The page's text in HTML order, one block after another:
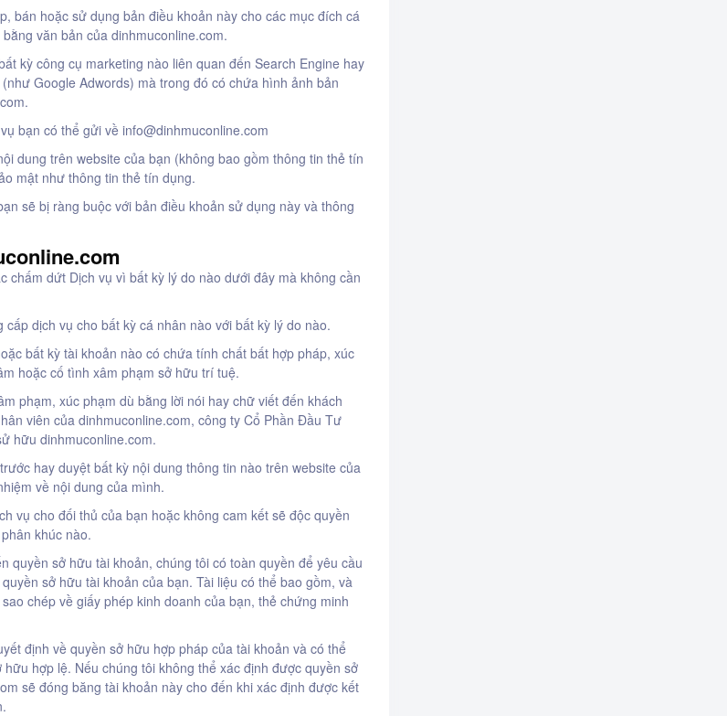
bán hoặc sử dụng bản điều khoản này cho các mục đích cá
văn bản của dinhmuconline.com.
kỳ công cụ marketing nào liên quan đến Search Engine hay
Google Adwords) mà trong đó có chứa hình ảnh bản
bạn có thể gửi vềinfo@dinhmuconline.com
dung trên website của bạn (không bao gồm thông tin thẻ tín
mật như thông tin thẻ tín dụng.
sẽ bị ràng buộc với bản điều khoản sử dụng này và thông
chấm dứt Dịch vụ vì bất kỳ lý do nào dưới đây mà không cần
dịch vụ cho bất kỳ cá nhân nào với bất kỳ lý do nào.
bất kỳ tài khoản nào có chứa tính chất bất hợp pháp, xúc
hoặc cố tình xâm phạm sở hữu trí tuệ.
phạm, xúc phạm dù bằng lời nói hay chữ viết đến khách
viên của dinhmuconline.com, công ty Cổ Phần Đầu Tư
hữu dinhmuconline.com.
hay duyệt bất kỳ nội dung thông tin nào trên website của
về nội dung của mình.
vụ cho đối thủ của bạn hoặc không cam kết sẽ độc quyền
khúc nào.
quyền sở hữu tài khoản, chúng tôi có toàn quyền để yêu cầu
sở hữu tài khoản của bạn. Tài liệu có thể bao gồm, và
chép về giấy phép kinh doanh của bạn, thẻ chứng minh
định về quyền sở hữu hợp pháp của tài khoản và có thể
hợp lệ. Nếu chúng tôi không thể xác định được quyền sở
sẽ đóng băng tài khoản này cho đến khi xác định được kết